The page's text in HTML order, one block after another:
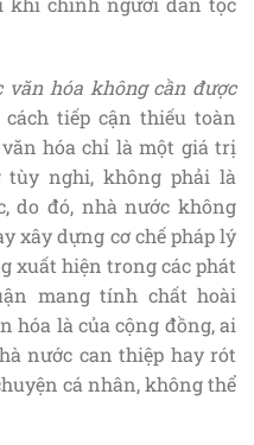
văn hóa không cần được
cách tiếp cận thiếu toàn
hóa chỉ là một giá trị
tùy nghi, không phải là
do đó, nhà nước không
xây dựng cơ chế pháp lý
xuất hiện trong các phát
mang tính chất hoài
hóa là của cộng đồng, ai
nước can thiệp hay rót
cá nhân, không thể